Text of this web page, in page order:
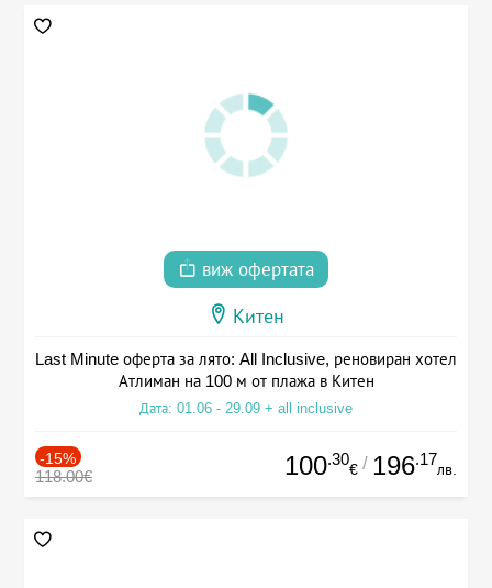
виж офертата
Китен
Last Minute оферта за лято: All Inclusive, реновиран хотел
Атлиман на 100 м от плажа в Китен
Дата: 01.06 - 29.09 + all inclusive
-15%
118.00€ 100.30
€ / 196.17
лв.